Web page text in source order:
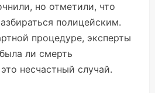
но отметили, что
полицейским.
процедуре, эксперты
ли смерть
несчастный случай.